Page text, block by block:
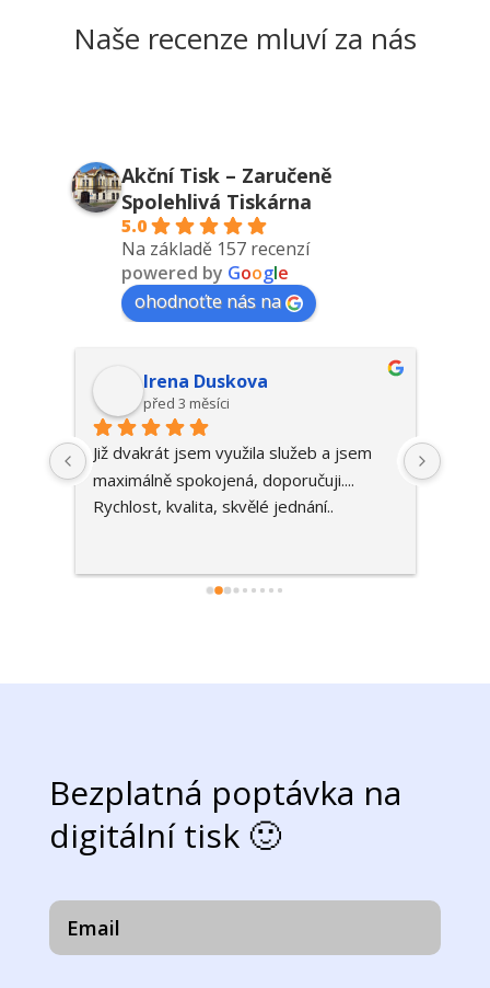
Naše recenze mluví za nás
Akční Tisk – Zaručeně
Spolehlivá Tiskárna
5.0
Na základě 157 recenzí
powered by Google
ohodnoťte nás na
Irena Duskova
před 3 měsíci
Již dvakrát jsem využila služeb a jsem
maximálně spokojená, doporučuji....
Rychlost, kvalita, skvělé jednání..
Bezplatná poptávka na
digitální tisk 🙂